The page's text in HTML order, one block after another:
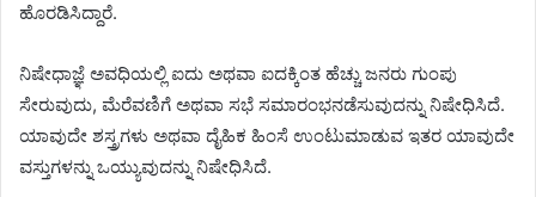
ಹೊರಡಿಸಿದ್ದಾರೆ.
ನಿಷೇಧಾಜ್ಞೆ ಅವಧಿಯಲ್ಲಿ ಐದು ಅಥವಾ ಐದಕ್ಕಿಂತ ಹೆಚ್ಚು ಜನರು ಗುಂಪು
ಸೇರುವುದು, ಮೆರೆವಣಿಗೆ ಅಥವಾ ಸಭೆ ಸಮಾರಂಭನಡೆಸುವುದನ್ನು ನಿಷೇಧಿಸಿದೆ.
ಯಾವುದೇ ಶಸ್ತ್ರಗಳು ಅಥವಾ ದೈಹಿಕ ಹಿಂಸೆ ಉಂಟುಮಾಡುವ ಇತರ ಯಾವುದೇ
ವಸ್ತುಗಳನ್ನು ಒಯ್ಯುವುದನ್ನು ನಿಷೇಧಿಸಿದೆ.